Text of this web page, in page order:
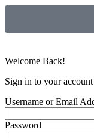
Welcome Back!
Sign in to your account
Username or Email
Password